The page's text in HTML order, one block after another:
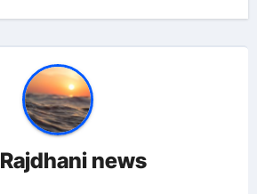
Rajdhani news